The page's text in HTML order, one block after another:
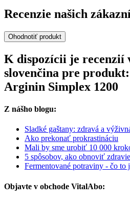
Recenzie našich
Ohodnotiť produkt
K dispozícii je recenzií
slovenčina pre
Arginin Simplex 1200
Z nášho blogu:
Sladké gaštany: zdravá a
Ako prekonať prokrastináciu
Mali by sme urobiť 10 000
5 spôsobov, ako obnoviť
Fermentované potraviny - čo to
Objavte v obchode VitalAbo: